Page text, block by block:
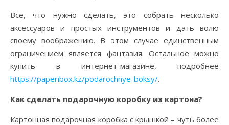
Все, что нужно сделать, это собрать несколько
аксессуаров и простых инструментов и дать волю
своему воображению. В этом случае единственным
ограничением является фантазия. Остальное можно
купить в интернет-магазине, подробнее
https://paperibox.kz/podarochnye-boksy/.
Как сделать подарочную коробку из картона?
Картонная подарочная коробка с крышкой – чуть более